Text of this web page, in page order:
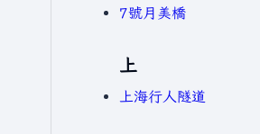
7號月美橋
上
上海行人隧道